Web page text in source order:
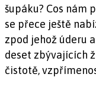
šupáku? Cos nám
se přece ještě
zpod jehož úderu
deset zbývajících
čistotě,